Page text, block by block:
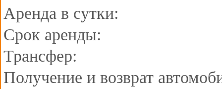
Аренда в сутки:
Срок аренды:
Трансфер:
Получение и возврат